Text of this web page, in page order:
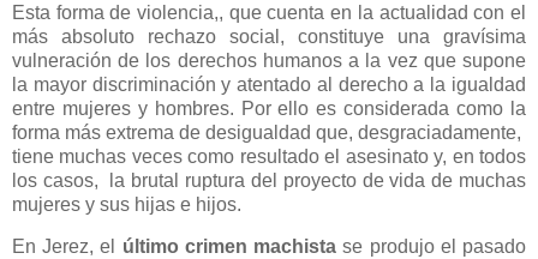
Esta forma de violencia,, que cuenta en la actualidad con el
más absoluto rechazo social, constituye una gravísima
vulneración de los derechos humanos a la vez que supone
la mayor discriminación y atentado al derecho a la igualdad
entre mujeres y hombres. Por ello es considerada como la
forma más extrema de desigualdad que, desgraciadamente,
tiene muchas veces como resultado el asesinato y, en todos
los casos, la brutal ruptura del proyecto de vida de muchas
mujeres y sus hijas e hijos.
En Jerez, el último crimen machista se produjo el pasado